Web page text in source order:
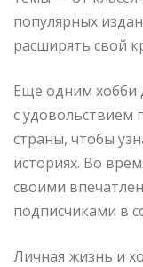
популярных
расширять свой
Еще одним хобби
с удовольствием
страны, чтобы
историях. Во
своими
подписчиками в
Личная жизнь и